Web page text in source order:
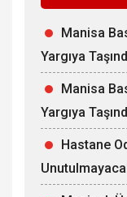
Manisa
Yargıya
Manisa
Yargıya
Hastane